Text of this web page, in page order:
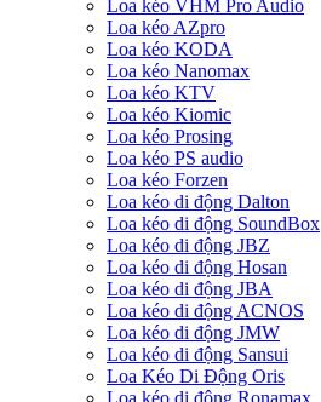
Loa kéo VHM Pro Audio
Loa kéo AZpro
Loa kéo KODA
Loa kéo Nanomax
Loa kéo KTV
Loa kéo Kiomic
Loa kéo Prosing
Loa kéo PS audio
Loa kéo Forzen
Loa kéo di động Dalton
Loa kéo di động SoundBox
Loa kéo di động JBZ
Loa kéo di động Hosan
Loa kéo di động JBA
Loa kéo di động ACNOS
Loa kéo di động JMW
Loa kéo di động Sansui
Loa Kéo Di Động Oris
Loa kéo di động Ronamax